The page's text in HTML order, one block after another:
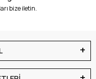
bize iletin.